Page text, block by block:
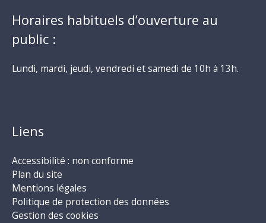
Horaires habituels d’ouverture au
public :
Lundi, mardi, jeudi, vendredi et samedi de 10h à 13h.
Liens
Accessibilité : non conforme
Plan du site
Mentions légales
Politique de protection des données
Gestion des cookies